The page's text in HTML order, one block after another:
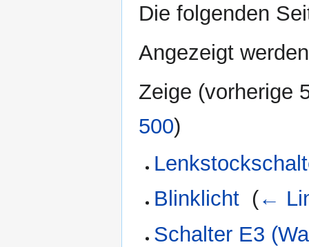
Die folgenden
Angezeigt
Zeige (vorherige
500)
Blinklicht (←
Schalter E3